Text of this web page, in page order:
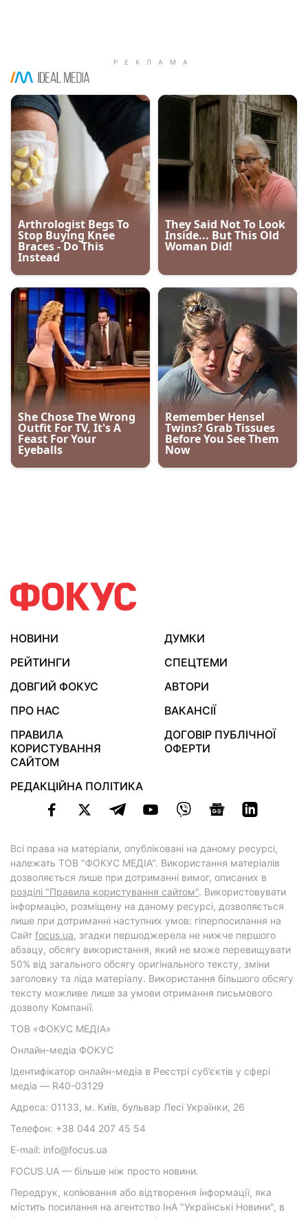
НОВИНИ
ДУМКИ
РЕЙТИНГИ
СПЕЦТЕМИ
ДОВГИЙ ФОКУС
АВТОРИ
ПРО НАС
ВАКАНСІЇ
ПРАВИЛА
КОРИСТУВАННЯ
САЙТОМ
ДОГОВІР ПУБЛІЧНОЇ
ОФЕРТИ
РЕДАКЦІЙНА ПОЛІТИКА
Всі права на матеріали, опубліковані на даному ресурсі,
належать ТОВ "ФОКУС МЕДІА". Використання матеріалів
дозволяється лише при дотриманні вимог, описаних в
розділі "Правила користування сайтом". Використовувати
інформацію, розміщену на даному ресурсі, дозволяється
лише при дотриманні наступних умов: гіперпосилання на
Cайт focus.ua, згадки першоджерела не нижче першого
абзацу, обсягу використання, який не може перевищувати
50% від загального обсягу оригінального тексту, зміни
заголовку та ліда матеріалу. Використання більшого обсягу
тексту можливе лише за умови отримання письмового
дозволу Компанії.
ТОВ «ФОКУС МЕДІА»
Онлайн-медіа ФОКУС
Ідентифікатор онлайн-медіа в Реєстрі суб’єктів у сфері
медіа — R40-03129
Адреса: 01133, м. Київ, бульвар Лесі Українки, 26
Телефон: +38 044 207 45 54
E-mail: info@focus.ua
FOCUS.UA — більше ніж просто новини.
Передрук, копіювання або відтворення інформації, яка
містить посилання на агентство ІнА "Українські Новини", в